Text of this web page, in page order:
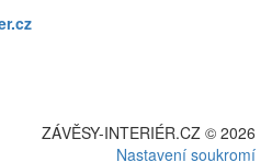
ZÁVĚSY-INTERIÉR.CZ © 2026
Nastavení soukromí